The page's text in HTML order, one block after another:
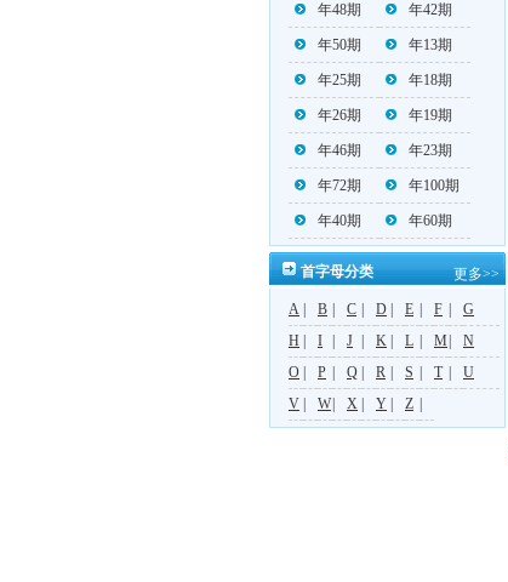
年48期 年42期
年50期 年13期
年25期 年18期
年26期 年19期
年46期 年23期
年72期 年100期
年40期 年60期
首字母分类 更多>>
A B C D E F
G
H
I J K L M
N
O
P Q R S T
U
V
W X Y Z